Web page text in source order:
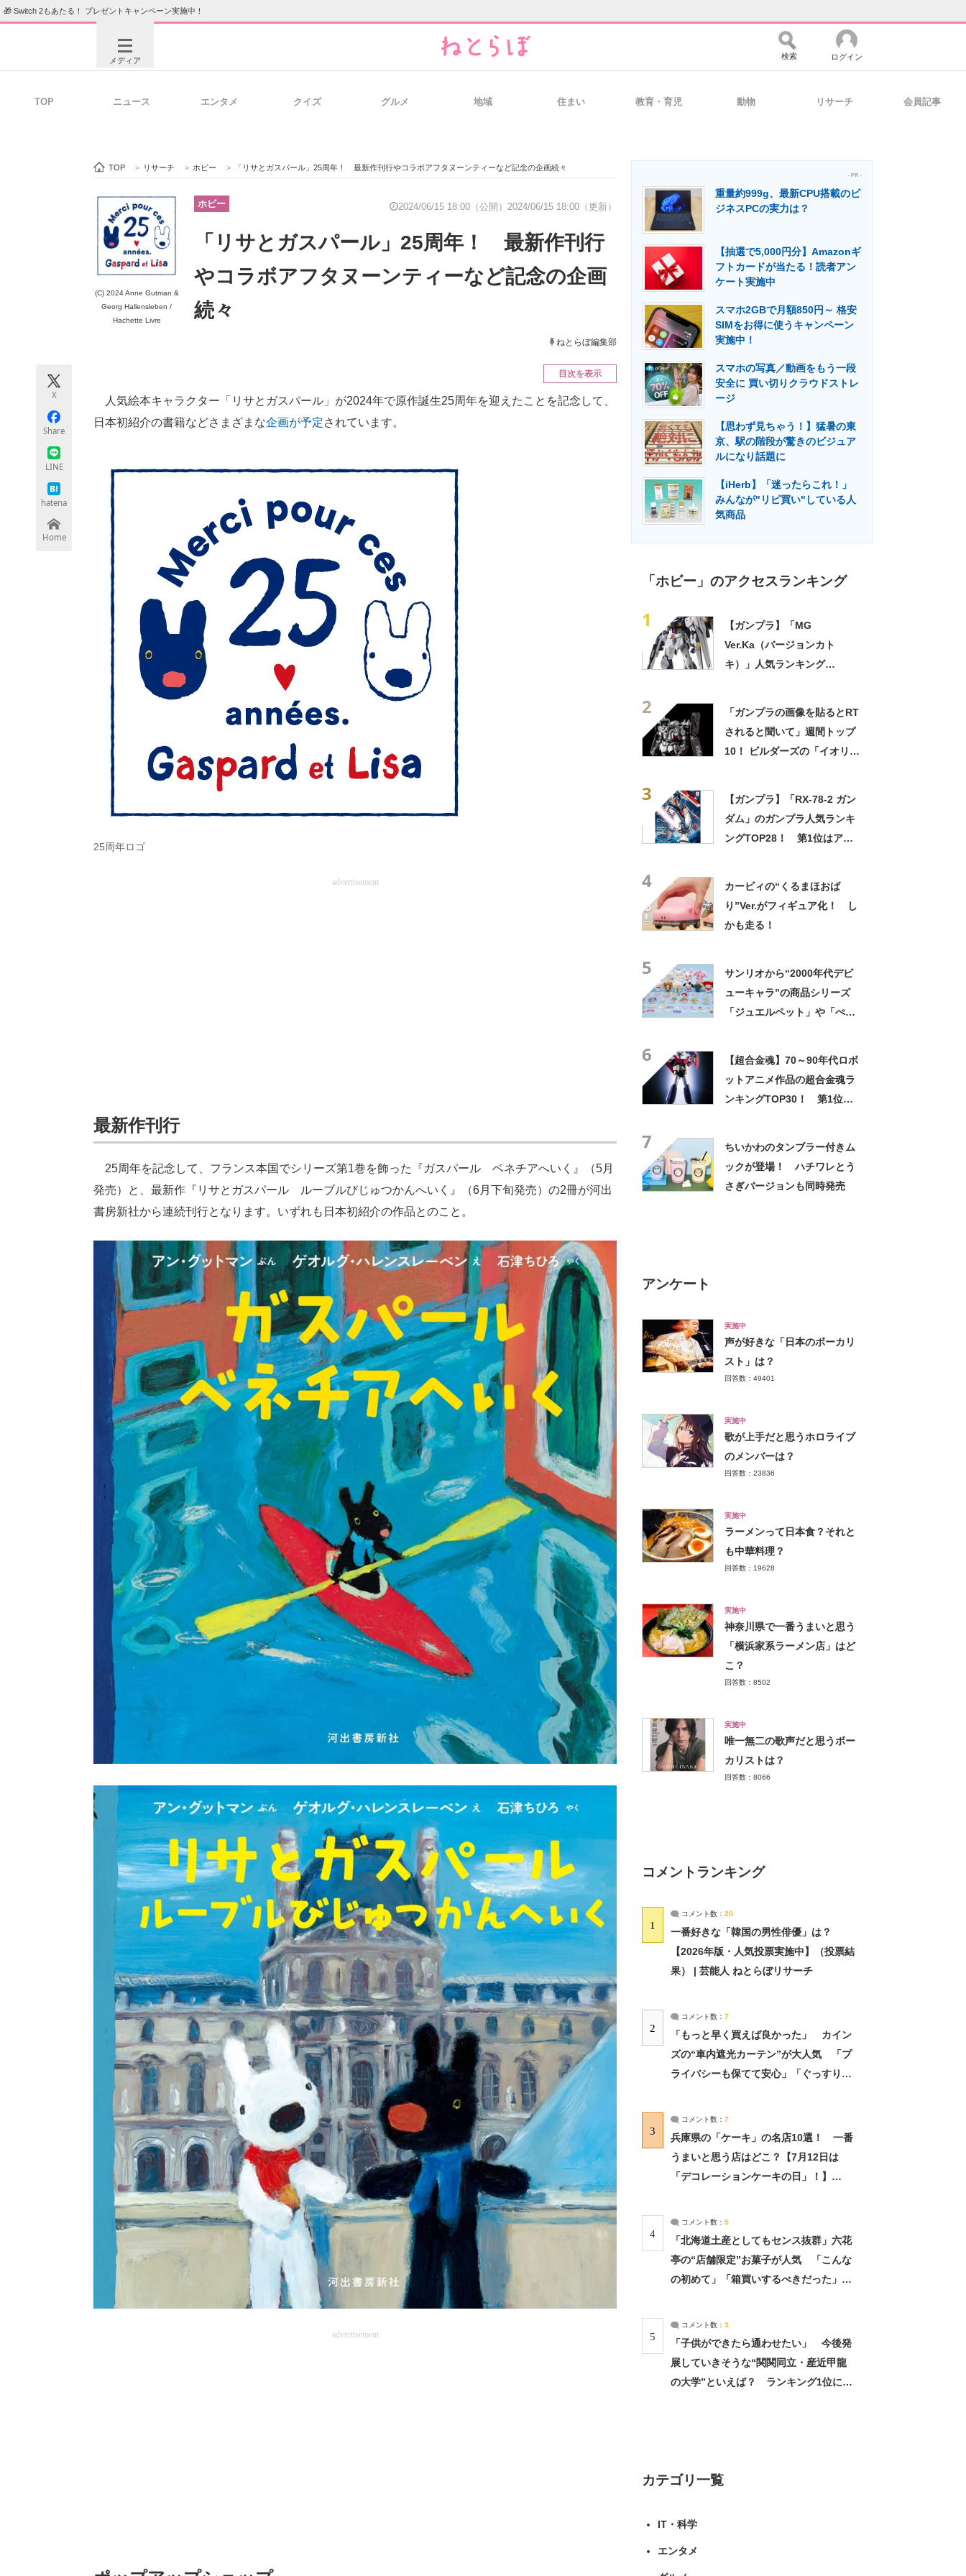
🎁 Switch 2もあたる！ プレゼントキャンペーン実施中！
メディア
ビジネスと働き方のヒント 経営リーダーのコミュニティ マーケ×ITの今がよく分かる
ITエンジニア向け専門サイト IT製品の技術・比較・事例 製造業のIT導入・活用を支援
エネルギーの専門メディア 建設×テクノロジーの最前線
ちょっと気になるネットの話題
検索 ログイン
TOP ニュース エンタメ クイズ グルメ 地域 住まい 教育・育児 動物 リサーチ 会員記事
TOP > リサーチ > ホビー > 「リサとガスパール」25周年！ 最新作刊行やコラボアフタヌーンティーなど記念の企画続々
(C) 2024 Anne Gutman &
Georg Hallensleben /
Hachette Livre
ホビー 2024/06/15 18:00（公開） 2024/06/15 18:00（更新）
「リサとガスパール」25周年！ 最新作刊行
やコラボアフタヌーンティーなど記念の企画
続々
ねとらぼ編集部
X
Share
LINE
hatena
Home
目次を表示
人気絵本キャラクター「リサとガスパール」が2024年で原作誕生25周年を迎えたことを記念して、
日本初紹介の書籍などさまざまな企画が予定されています。
25周年ロゴ
advertisement
最新作刊行
25周年を記念して、フランス本国でシリーズ第1巻を飾った『ガスパール ベネチアへいく』（5月
発売）と、最新作『リサとガスパール ルーブルびじゅつかんへいく』（6月下旬発売）の2冊が河出
書房新社から連続刊行となります。いずれも日本初紹介の作品とのこと。
advertisement
- PR -
重量約999g、最新CPU搭載のビ
ジネスPCの実力は？
【抽選で5,000円分】Amazonギ
フトカードが当たる！読者アン
ケート実施中
スマホ2GBで月額850円～ 格安
SIMをお得に使うキャンペーン
実施中！
スマホの写真／動画をもう一段
安全に 買い切りクラウドストレ
ージ
【思わず見ちゃう！】猛暑の東
京、駅の階段が驚きのビジュア
ルになり話題に
【iHerb】「迷ったらこれ！」
みんなが"リピ買い"している人
気商品
「ホビー」のアクセスランキング
1
【ガンプラ】「MG
Ver.Ka（バージョンカト
キ）」人気ランキング
2
「ガンプラの画像を貼るとRT
されると聞いて」週間トップ
10！ ビルダーズの「イオリ・
3
【ガンプラ】「RX-78-2 ガン
ダム」のガンプラ人気ランキ
ングTOP28！ 第1位はアニ
4
カービィの“くるまほおば
り”Ver.がフィギュア化！ し
かも走る！
5
サンリオから“2000年代デビ
ューキャラ”の商品シリーズ
「ジュエルペット」や「ぺた
6
【超合金魂】70～90年代ロボ
ットアニメ作品の超合金魂ラ
ンキングTOP30！ 第1位は
7
ちいかわのタンブラー付きム
ックが登場！ ハチワレとう
さぎバージョンも同時発売
アンケート
実施中
声が好きな「日本のボーカリ
スト」は？
回答数：49401
実施中
歌が上手だと思うホロライブ
のメンバーは？
回答数：23836
実施中
ラーメンって日本食？それと
も中華料理？
回答数：19628
実施中
神奈川県で一番うまいと思う
「横浜家系ラーメン店」はど
こ？
回答数：8502
実施中
唯一無二の歌声だと思うボー
カリストは？
回答数：8066
コメントランキング
1
コメント数： 20
一番好きな「韓国の男性俳優」は？
【2026年版・人気投票実施中】（投票結
果） | 芸能人 ねとらぼリサーチ
2
コメント数： 7
「もっと早く買えば良かった」 カイン
ズの“車内遮光カーテン”が大人気 「プ
ライバシーも保てて安心」「ぐっすり眠
3
コメント数： 7
兵庫県の「ケーキ」の名店10選！ 一番
うまいと思う店はどこ？【7月12日は
「デコレーションケーキの日」！】
4
コメント数： 5
「北海道土産としてもセンス抜群」六花
亭の“店舗限定”お菓子が人気 「こんな
の初めて」「箱買いするべきだった」
5
コメント数： 3
「子供ができたら通わせたい」 今後発
展していきそうな“関関同立・産近甲龍
の大学”といえば？ ランキング1位に学
カテゴリ一覧
IT・科学
エンタメ